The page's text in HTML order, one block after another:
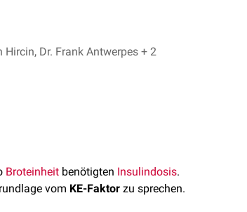
Emrah Hircin, Dr. Frank Antwerpes + 2
Broteinheit benötigten Insulindosis.
vom KE-Faktor zu sprechen.